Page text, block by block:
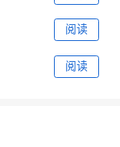
阅读
阅读